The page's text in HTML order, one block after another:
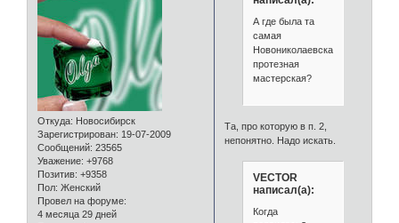
Откуда: Новосибирск
Зарегистрирован: 19-07-2009
Сообщений: 23565
Уважение: +9768
Позитив: +9358
Пол: Женский
Провел на форуме:
4 месяца 29 дней
А где была та
самая
Новониколаевская
протезная
мастерская?
Та, про которую в п. 2,
непонятно. Надо искать.
VECTOR
написал(а):
Когда